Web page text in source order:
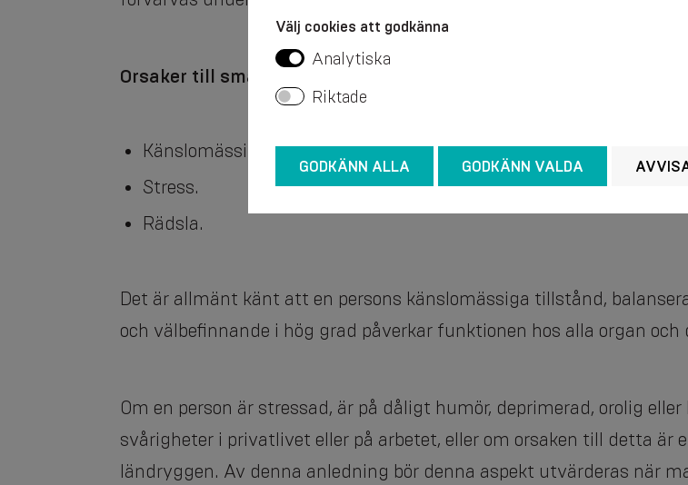
Orsaker till smärta i ländryggen:
Känslomässigt tillstånd.
Stress.
Rädsla.
Det är allmänt känt att en persons känslomässiga tillstånd,
och välbefinnande i hög grad påverkar funktionen hos alla organ
Om en person är stressad, är på dåligt humör, deprimerad, orolig
svårigheter i privatlivet eller på arbetet, eller om orsaken till detta är
ländryggen. Av denna anledning bör denna aspekt utvärderas när
Välj cookies att godkänna
Analytiska
Riktade
GODKÄNN ALLA GODKÄNN VALDA